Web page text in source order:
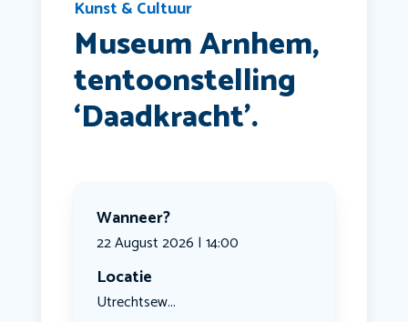
Kunst & Cultuur
Museum Arnhem,
tentoonstelling
‘Daadkracht’.
Wanneer?
22 August 2026 | 14:00
Locatie
Utrechtsew...